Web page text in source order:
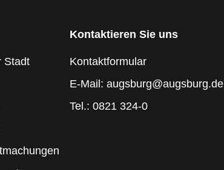
Stadt
Kontaktieren Sie uns
Kontaktformular
E-Mail: augsburg@augsburg.de
Tel.: 0821 324-0